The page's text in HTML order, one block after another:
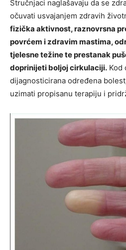
Stručnjaci naglašavaju da se
očuvati usvajanjem zdravih
fizička aktivnost, raznovrsna
povrćem i zdravim mastima,
tjelesne težine te prestanak
doprinijeti boljoj cirkulaciji. Kod
dijagnosticirana određena
uzimati propisanu terapiju i